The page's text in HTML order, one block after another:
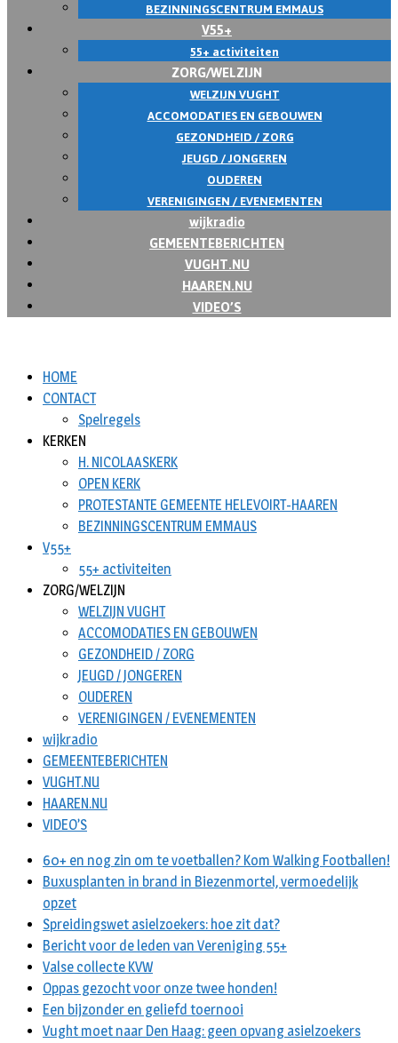
BEZINNINGSCENTRUM EMMAUS
V55+
55+ activiteiten
ZORG/WELZIJN
WELZIJN VUGHT
ACCOMODATIES EN GEBOUWEN
GEZONDHEID / ZORG
JEUGD / JONGEREN
OUDEREN
VERENIGINGEN / EVENEMENTEN
wijkradio
GEMEENTEBERICHTEN
VUGHT.NU
HAAREN.NU
VIDEO’S
HOME
CONTACT
Spelregels
KERKEN
H. NICOLAASKERK
OPEN KERK
PROTESTANTE GEMEENTE HELEVOIRT-HAAREN
BEZINNINGSCENTRUM EMMAUS
V55+
55+ activiteiten
ZORG/WELZIJN
WELZIJN VUGHT
ACCOMODATIES EN GEBOUWEN
GEZONDHEID / ZORG
JEUGD / JONGEREN
OUDEREN
VERENIGINGEN / EVENEMENTEN
wijkradio
GEMEENTEBERICHTEN
VUGHT.NU
HAAREN.NU
VIDEO’S
60+ en nog zin om te voetballen? Kom Walking Footballen!
Buxusplanten in brand in Biezenmortel, vermoedelijk
opzet
Spreidingswet asielzoekers: hoe zit dat?
Bericht voor de leden van Vereniging 55+
Valse collecte KVW
Oppas gezocht voor onze twee honden!
Een bijzonder en geliefd toernooi
Vught moet naar Den Haag: geen opvang asielzoekers